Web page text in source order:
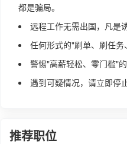
都是骗局。
远程工作无需出国，凡是
任何形式的"刷单、刷任务
警惕"高薪轻松、零门槛"
遇到可疑情况，请立即停
推荐职位